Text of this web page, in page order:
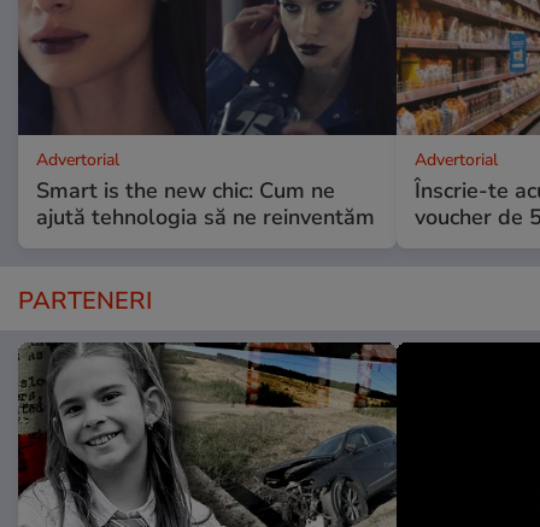
Advertorial
Smart is the new chic: Cum ne
ajută tehnologia să ne reinventăm
Advertorial
Înscrie-te
voucher de
PARTENERI